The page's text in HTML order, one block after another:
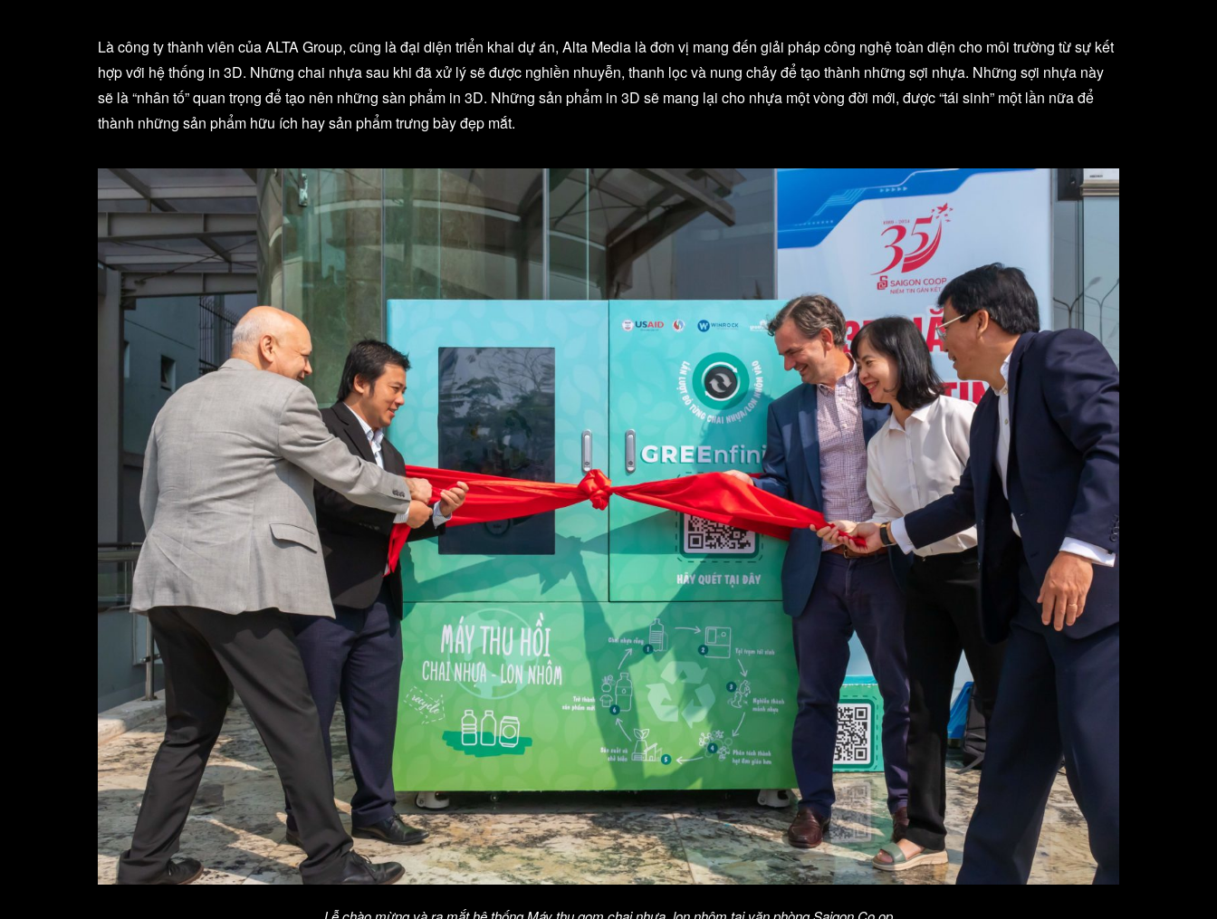
Là công ty thành viên của ALTA Group, cũng là đại diện triển khai dự án, Alta Media là đơn vị mang đến giải pháp công nghệ toàn diện cho môi trường từ sự kết
hợp với hệ thống in 3D. Những chai nhựa sau khi đã xử lý sẽ được nghiền nhuyễn, thanh lọc và nung chảy để tạo thành những sợi nhựa. Những sợi nhựa này
sẽ là “nhân tố” quan trọng để tạo nên những sàn phẩm in 3D. Những sản phẩm in 3D sẽ mang lại cho nhựa một vòng đời mới, được “tái sinh” một lần nữa để
thành những sản phẩm hữu ích hay sản phẩm trưng bày đẹp mắt.